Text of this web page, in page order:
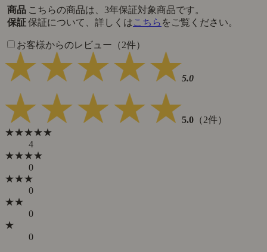
商品
保証
こちらの商品は、3年保証対象商品です。
保証について、詳しくはこちら をご覧ください。
お客様からのレビュー（2件）
5.0
5.0 （2件）
★★★★★
4
★★★★
0
★★★
0
★★
0
★
0